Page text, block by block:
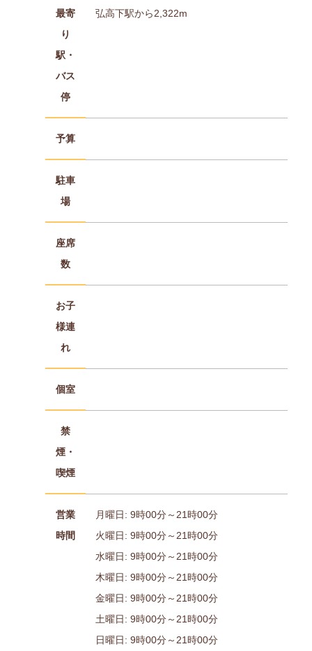
最寄
り
駅・
バス
停
弘高下駅から2,322m
予算
駐車
場
座席
数
お子
様連
れ
個室
禁
煙・
喫煙
営業
時間
月曜日: 9時00分～21時00分
火曜日: 9時00分～21時00分
水曜日: 9時00分～21時00分
木曜日: 9時00分～21時00分
金曜日: 9時00分～21時00分
土曜日: 9時00分～21時00分
日曜日: 9時00分～21時00分